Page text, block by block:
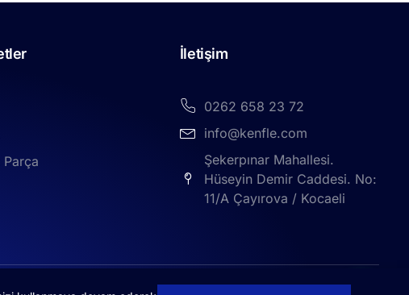
Parça
İletişim
0262 658 23 72
info@kenfle.com
Şekerpınar Mahallesi.
Hüseyin Demir Caddesi. No:
11/A Çayırova / Kocaeli